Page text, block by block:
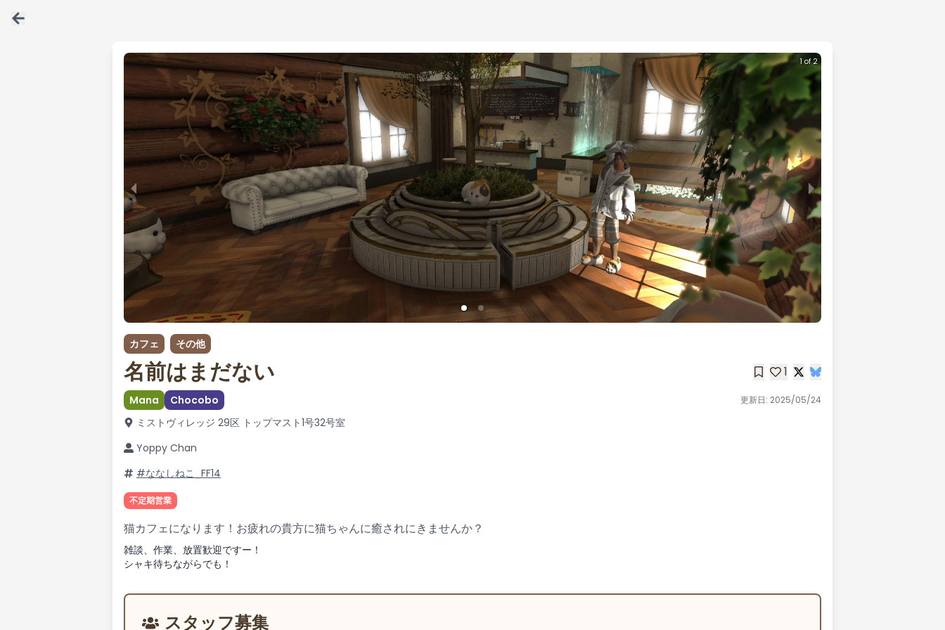
1 of 2
カフェ その他
名前はまだない 1
Mana Chocobo 更新日: 2025/05/24
ミストヴィレッジ 29区 トップマスト1号32号室
Yoppy Chan
#ななしねこ_FF14
不定期営業
猫カフェになります！お疲れの貴方に猫ちゃんに癒されにきませんか？
雑談、作業、放置歓迎ですー！
シャキ待ちながらでも！
スタッフ募集